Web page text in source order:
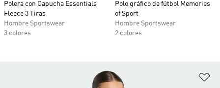
Polera con Capucha Essentials
Fleece 3 Tiras
Hombre Sportswear
3 colores
Polo gráfico de fútbol Memories
of Sport
Hombre Sportswear
2 colores